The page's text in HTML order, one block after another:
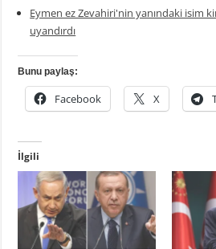
Eymen ez Zevahiri'nin yanındaki isim
uyandırdı
Bunu paylaş:
Facebook X
İlgili